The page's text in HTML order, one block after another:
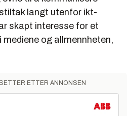
langt utenfor ikt-
skapt interesse for et
mediene og allmennheten,
ETTER ANNONSEN